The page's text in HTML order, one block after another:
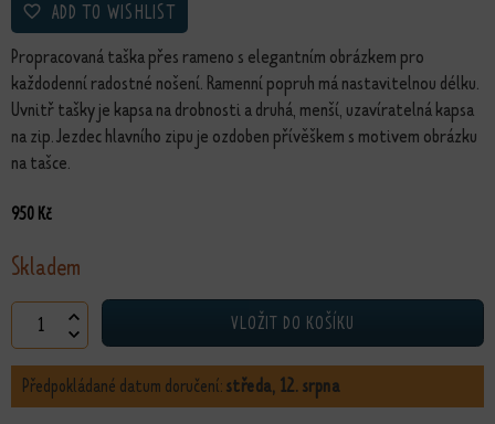
ADD TO WISHLIST
Propracovaná taška přes rameno s elegantním obrázkem pro
každodenní radostné nošení. Ramenní popruh má nastavitelnou délku.
Uvnitř tašky je kapsa na drobnosti a druhá, menší, uzavíratelná kapsa
na zip. Jezdec hlavního zipu je ozdoben přívěškem s motivem obrázku
na tašce.
950 Kč
Skladem
Crossbody taška Kolibřík množstvíVLOŽIT DO KOŠÍKU
Předpokládané datum doručení:středa, 12. srpna